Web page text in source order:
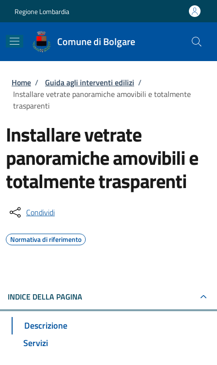
Regione Lombardia
Comune di Bolgare
Briciole di pane
Home / Guida agli interventi edilizi /
Installare vetrate panoramiche amovibili e totalmente
trasparenti
Installare vetrate
panoramiche amovibili e
totalmente trasparenti
Condividi
Normativa di riferimento
INDICE DELLA PAGINA
Descrizione
Servizi